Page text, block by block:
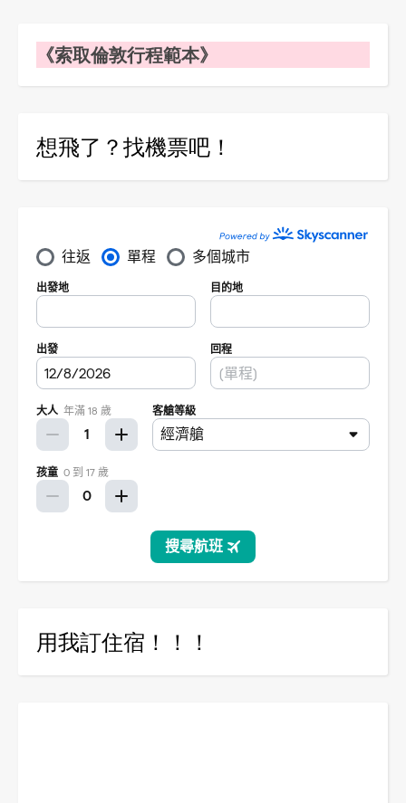
《索取倫敦行程範本》
想飛了？找機票吧！
用我訂住宿！！！